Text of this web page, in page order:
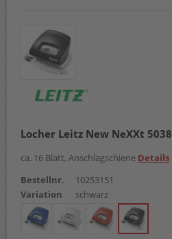
Locher Leitz New NeXXt 5038
ca. 16 Blatt, Anschlagschiene Details
Bestellnr.
10253151
Variation
schwarz